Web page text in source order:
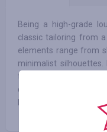
Being a high-grade
classic tailoring from
elements range from
minimalist
themselves, desire
quality things.
NAP gives fashion a